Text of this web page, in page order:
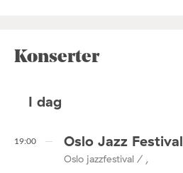
Konserter
I dag
19:00 Oslo Jazz Festival
Oslo jazzfestival / ,